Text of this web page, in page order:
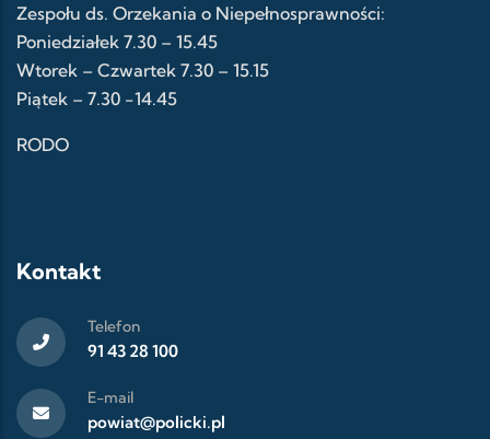
Zespołu ds. Orzekania o Niepełnosprawności:
Poniedziałek 7.30 – 15.45
Wtorek – Czwartek 7.30 – 15.15
Piątek – 7.30 -14.45
RODO
Kontakt
Telefon
91 43 28 100
E-mail
powiat@policki.pl